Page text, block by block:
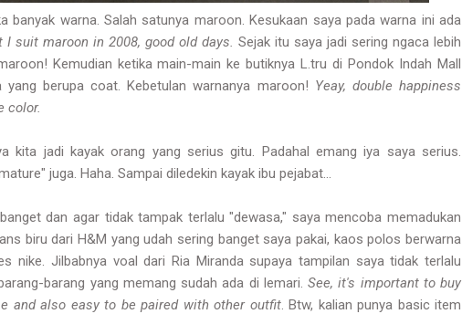
banyak warna. Salah satunya maroon. Kesukaan saya pada warna ini ada
suit maroon in 2008, good old days. Sejak itu saya jadi sering ngaca lebih
Kemudian ketika main-main ke butiknya L.tru di Pondok Indah Mall
berupa coat. Kebetulan warnanya maroon! Yeay, double happiness
color.
kita jadi kayak orang yang serius gitu. Padahal emang iya saya serius.
juga. Haha. Sampai diledekin kayak ibu pejabat...
dan agar tidak tampak terlalu "dewasa," saya mencoba memadukan
biru dari H&M yang udah sering banget saya pakai, kaos polos berwarna
nike. Jilbabnya voal dari Ria Miranda supaya tampilan saya tidak terlalu
barang yang memang sudah ada di lemari.See, it's important to buy
and also easy to be paired with other outfit. Btw, kalian punya basic item